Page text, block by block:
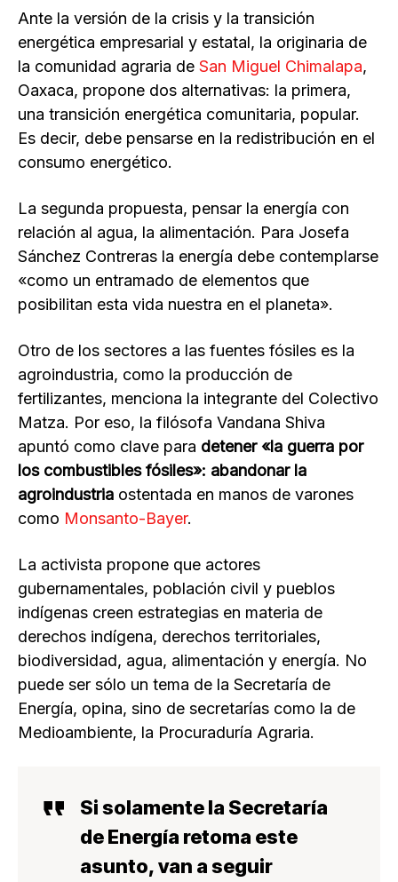
Ante la versión de la crisis y la transición
energética empresarial y estatal, la originaria de
la comunidad agraria de San Miguel Chimalapa,
Oaxaca, propone dos alternativas: la primera,
una transición energética comunitaria, popular.
Es decir, debe pensarse en la redistribución en el
consumo energético.
La segunda propuesta, pensar la energía con
relación al agua, la alimentación. Para Josefa
Sánchez Contreras la energía debe contemplarse
«como un entramado de elementos que
posibilitan esta vida nuestra en el planeta».
Otro de los sectores a las fuentes fósiles es la
agroindustria, como la producción de
fertilizantes, menciona la integrante del Colectivo
Matza. Por eso, la filósofa Vandana Shiva
apuntó como clave para detener «la guerra por
los combustibles fósiles»: abandonar la
agroindustria ostentada en manos de varones
como Monsanto-Bayer.
La activista propone que actores
gubernamentales, población civil y pueblos
indígenas creen estrategias en materia de
derechos indígena, derechos territoriales,
biodiversidad, agua, alimentación y energía. No
puede ser sólo un tema de la Secretaría de
Energía, opina, sino de secretarías como la de
Medioambiente, la Procuraduría Agraria.
Si solamente la Secretaría
de Energía retoma este
asunto, van a seguir